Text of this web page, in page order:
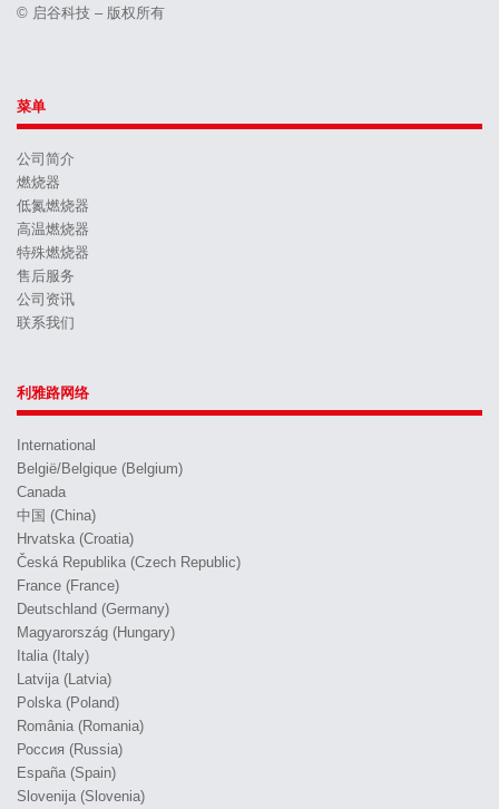
© 启谷科技 – 版权所有
菜单
公司简介
燃烧器
低氮燃烧器
高温燃烧器
特殊燃烧器
售后服务
公司资讯
联系我们
利雅路网络
International
België/Belgique (Belgium)
Canada
中国 (China)
Hrvatska (Croatia)
Česká Republika (Czech Republic)
France (France)
Deutschland (Germany)
Magyarország (Hungary)
Italia (Italy)
Latvija (Latvia)
Polska (Poland)
România (Romania)
Россия (Russia)
España (Spain)
Slovenija (Slovenia)